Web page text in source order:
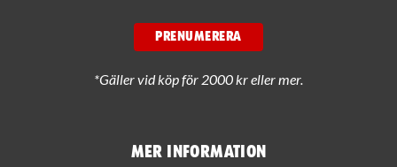
Mer information
PRENUMERERA
*Gäller vid köp för 2000 kr eller mer.